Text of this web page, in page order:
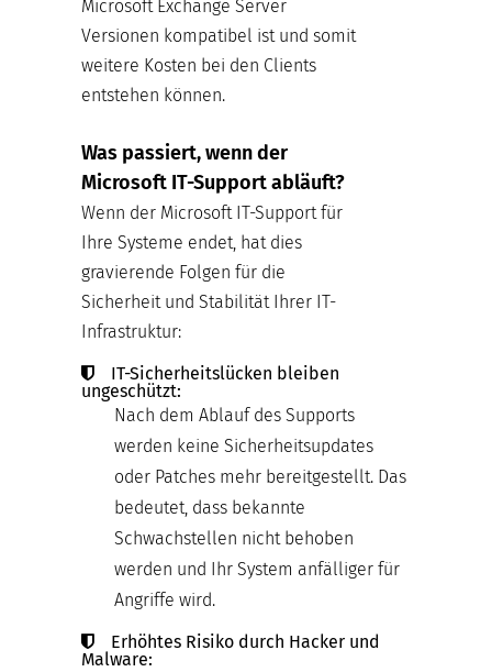
Microsoft Exchange Server
Versionen kompatibel ist und somit
weitere Kosten bei den Clients
entstehen können.
Was passiert, wenn der
Microsoft IT-Support abläuft?
Wenn der Microsoft IT-Support für
Ihre Systeme endet, hat dies
gravierende Folgen für die
Sicherheit und Stabilität Ihrer IT-
Infrastruktur:
IT-Sicherheitslücken bleiben
ungeschützt:
Nach dem Ablauf des Supports
werden keine Sicherheitsupdates
oder Patches mehr bereitgestellt. Das
bedeutet, dass bekannte
Schwachstellen nicht behoben
werden und Ihr System anfälliger für
Angriffe wird.
Erhöhtes Risiko durch Hacker und
Malware: